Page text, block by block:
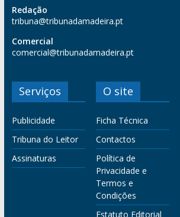
Redação
tribuna@tribunadamadeira.pt
Comercial
comercial@tribunadamadeira.pt
Serviços
Publicidade
Tribuna do Leitor
Assinaturas
O site
Ficha Técnica
Contactos
Política de
Privacidade e
Termos e
Condições
Estatuto Editorial